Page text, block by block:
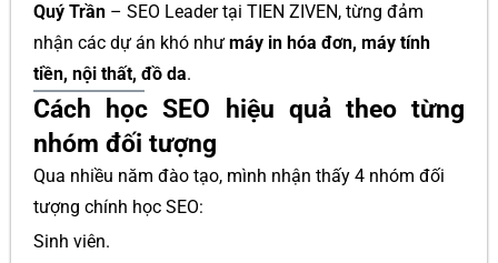
Quý Trần – SEO Leader tại TIEN ZIVEN, từng đảm
nhận các dự án khó như máy in hóa đơn, máy tính
tiền, nội thất, đồ da.
Cách học SEO hiệu quả theo từng
nhóm đối tượng
Qua nhiều năm đào tạo, mình nhận thấy 4 nhóm đối
tượng chính học SEO:
Sinh viên.